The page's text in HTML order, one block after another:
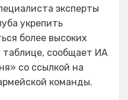
эксперты
укрепить
более высоких
таблице, сообщает ИА
со ссылкой на
команды.